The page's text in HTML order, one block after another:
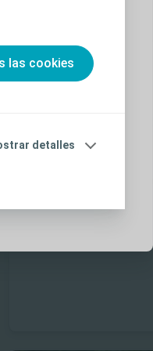
las cookies
detalles
una cuenta e
de
Úlceras por presión